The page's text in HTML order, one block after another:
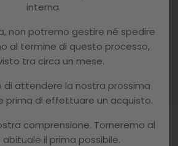
interna.
non potremo gestire né spedire
al termine di questo processo,
tra circa un mese.
di attendere la nostra prossima
prima di effettuare un acquisto.
comprensione. Torneremo al
abituale il prima possibile.